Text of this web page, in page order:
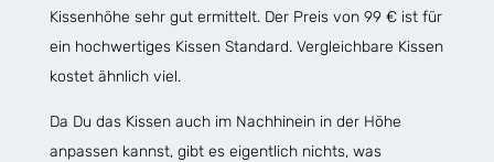
Kissenhöhe sehr gut ermittelt. Der Preis von 99 € ist für
ein hochwertiges Kissen Standard. Vergleichbare Kissen
kostet ähnlich viel.
Da Du das Kissen auch im Nachhinein in der Höhe
anpassen kannst, gibt es eigentlich nichts, was